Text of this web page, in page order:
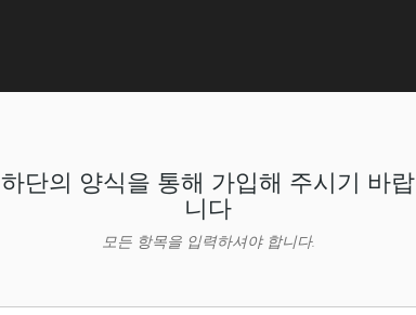
하단의 양식을 통해 가입해 주시기 바랍
니다
모든 항목을 입력하셔야 합니다.